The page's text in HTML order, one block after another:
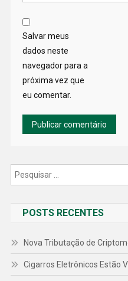
Salvar meus
dados neste
navegador para a
próxima vez que
eu comentar.
POSTS RECENTES
Nova Tributação de
Cigarros Eletrônicos Estão